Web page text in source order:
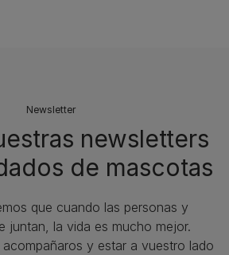
Newsletter
newsletters
de mascotas​
que cuando las personas y
juntan, la vida es mucho mejor.
y estar a vuestro lado